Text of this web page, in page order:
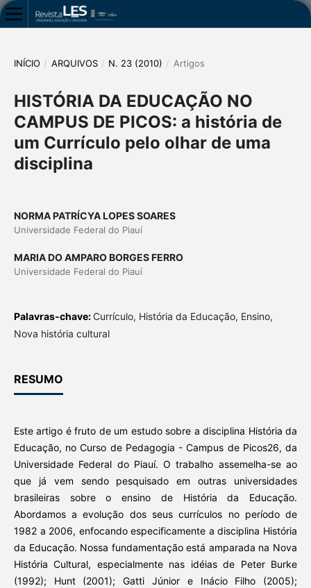
INÍCIO / ARQUIVOS / N. 23 (2010) / Artigos
HISTÓRIA DA EDUCAÇÃO NO
CAMPUS DE PICOS: a história de
um Currículo pelo olhar de uma
disciplina
NORMA PATRÍCYA LOPES SOARES
Universidade Federal do Piauí
MARIA DO AMPARO BORGES FERRO
Universidade Federal do Piauí
Palavras-chave: Currículo, História da Educação, Ensino,
Nova história cultural
RESUMO
Este artigo é fruto de um estudo sobre a disciplina História da
Educação, no Curso de Pedagogia - Campus de Picos26, da
Universidade Federal do Piauí. O trabalho assemelha-se ao
que já vem sendo pesquisado em outras universidades
brasileiras sobre o ensino de História da Educação.
Abordamos a evolução dos seus currículos no período de
1982 a 2006, enfocando especificamente a disciplina História
da Educação. Nossa fundamentação está amparada na Nova
História Cultural, especialmente nas idéias de Peter Burke
(1992); Hunt (2001); Gatti Júnior e Inácio Filho (2005);